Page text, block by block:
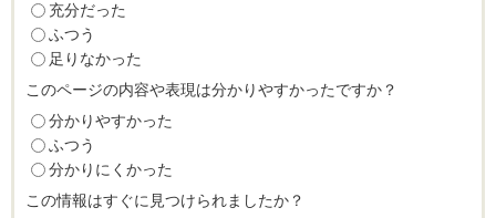
充分だった
ふつう
足りなかった
このページの内容や表現は分かりやすかったですか？
分かりやすかった
ふつう
分かりにくかった
この情報はすぐに見つけられましたか？